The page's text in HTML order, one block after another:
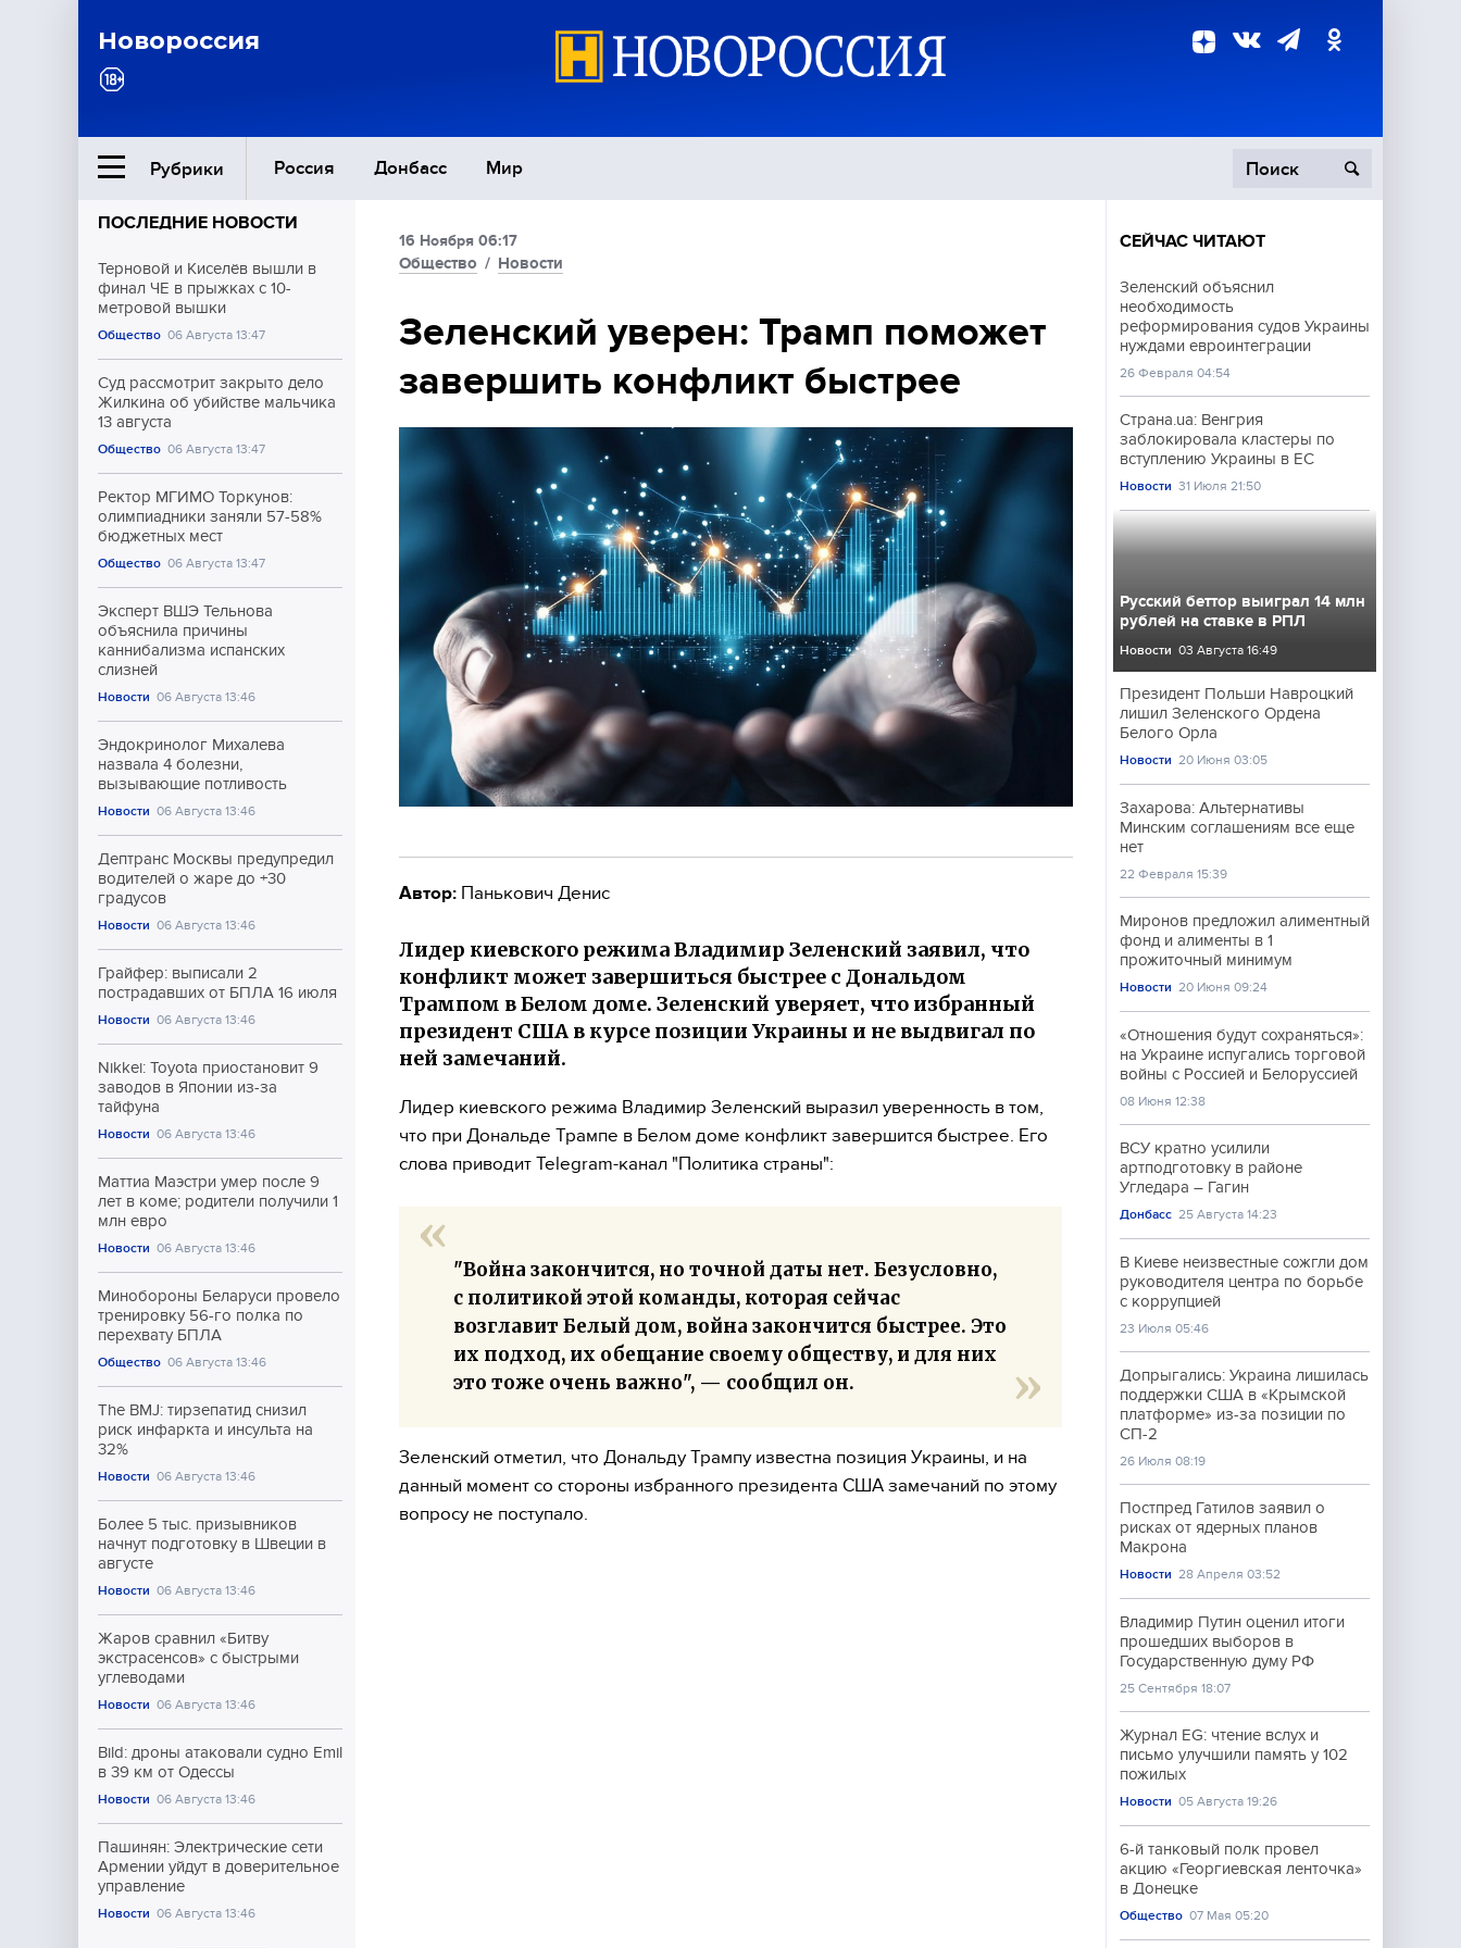
Новороссия
Рубрики Россия Донбасс Мир
Ближний Восток Политика
Общество
Экономика
Происшествия
Культура
Спорт
ПОСЛЕДНИЕ НОВОСТИ
Терновой и Киселёв вышли в
финал ЧЕ в прыжках с 10-
метровой вышки
Общество 06 Августа 13:47
Суд рассмотрит закрыто дело
Жилкина об убийстве мальчика
13 августа
Общество 06 Августа 13:47
Ректор МГИМО Торкунов:
олимпиадники заняли 57-58%
бюджетных мест
Общество 06 Августа 13:47
Эксперт ВШЭ Тельнова
объяснила причины
каннибализма испанских
слизней
Новости 06 Августа 13:46
Эндокринолог Михалева
назвала 4 болезни,
вызывающие потливость
Новости 06 Августа 13:46
Дептранс Москвы предупредил
водителей о жаре до +30
градусов
Новости 06 Августа 13:46
Грайфер: выписали 2
пострадавших от БПЛА 16 июля
Новости 06 Августа 13:46
Nikkei: Toyota приостановит 9
заводов в Японии из-за
тайфуна
Новости 06 Августа 13:46
Маттиа Маэстри умер после 9
лет в коме; родители получили 1
млн евро
Новости 06 Августа 13:46
Минобороны Беларуси провело
тренировку 56-го полка по
перехвату БПЛА
Общество 06 Августа 13:46
The BMJ: тирзепатид снизил
риск инфаркта и инсульта на
32%
Новости 06 Августа 13:46
Более 5 тыс. призывников
начнут подготовку в Швеции в
августе
Новости 06 Августа 13:46
Жаров сравнил «Битву
экстрасенсов» с быстрыми
углеводами
Новости 06 Августа 13:46
Bild: дроны атаковали судно Emil
в 39 км от Одессы
Новости 06 Августа 13:46
Пашинян: Электрические сети
Армении уйдут в доверительное
управление
Новости 06 Августа 13:46
16 Ноября 06:17
Общество / Новости
Зеленский уверен: Трамп поможет
завершить конфликт быстрее
Автор: Панькович Денис
Лидер киевского режима Владимир Зеленский заявил, что
конфликт может завершиться быстрее с Дональдом
Трампом в Белом доме. Зеленский уверяет, что избранный
президент США в курсе позиции Украины и не выдвигал по
ней замечаний.
Лидер киевского режима Владимир Зеленский выразил уверенность в том,
что при Дональде Трампе в Белом доме конфликт завершится быстрее. Его
слова приводит Telegram-канал "Политика страны":
"Война закончится, но точной даты нет. Безусловно,
с политикой этой команды, которая сейчас
возглавит Белый дом, война закончится быстрее. Это
их подход, их обещание своему обществу, и для них
это тоже очень важно", — сообщил он.
Зеленский отметил, что Дональду Трампу известна позиция Украины, и на
данный момент со стороны избранного президента США замечаний по этому
вопросу не поступало.
СЕЙЧАС ЧИТАЮТ
Зеленский объяснил
необходимость
реформирования судов Украины
нуждами евроинтеграции
26 Февраля 04:54
Страна.ua: Венгрия
заблокировала кластеры по
вступлению Украины в ЕС
Новости 31 Июля 21:50
Русский беттор выиграл 14 млн
рублей на ставке в РПЛ
Новости 03 Августа 16:49
Президент Польши Навроцкий
лишил Зеленского Ордена
Белого Орла
Новости 20 Июня 03:05
Захарова: Альтернативы
Минским соглашениям все еще
нет
22 Февраля 15:39
Миронов предложил алиментный
фонд и алименты в 1
прожиточный минимум
Новости 20 Июня 09:24
«Отношения будут сохраняться»:
на Украине испугались торговой
войны с Россией и Белоруссией
08 Июня 12:38
ВСУ кратно усилили
артподготовку в районе
Угледара – Гагин
Донбасс 25 Августа 14:23
В Киеве неизвестные сожгли дом
руководителя центра по борьбе
с коррупцией
23 Июля 05:46
Допрыгались: Украина лишилась
поддержки США в «Крымской
платформе» из-за позиции по
СП-2
26 Июля 08:19
Постпред Гатилов заявил о
рисках от ядерных планов
Макрона
Новости 28 Апреля 03:52
Владимир Путин оценил итоги
прошедших выборов в
Государственную думу РФ
25 Сентября 18:07
Журнал EG: чтение вслух и
письмо улучшили память у 102
пожилых
Новости 05 Августа 19:26
6-й танковый полк провел
акцию «Георгиевская ленточка»
в Донецке
Общество 07 Мая 05:20